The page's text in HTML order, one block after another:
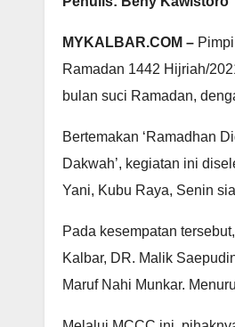
MYKALBAR.COM –
Ramadan 1442 Hijriah/
bulan suci Ramadan,
Bertemakan ‘Ramadhan
Dakwah’, kegiatan ini
Yani, Kubu Raya, Senin
Pada kesempatan
Kalbar, DR. Malik
Maruf Nahi Munkar.